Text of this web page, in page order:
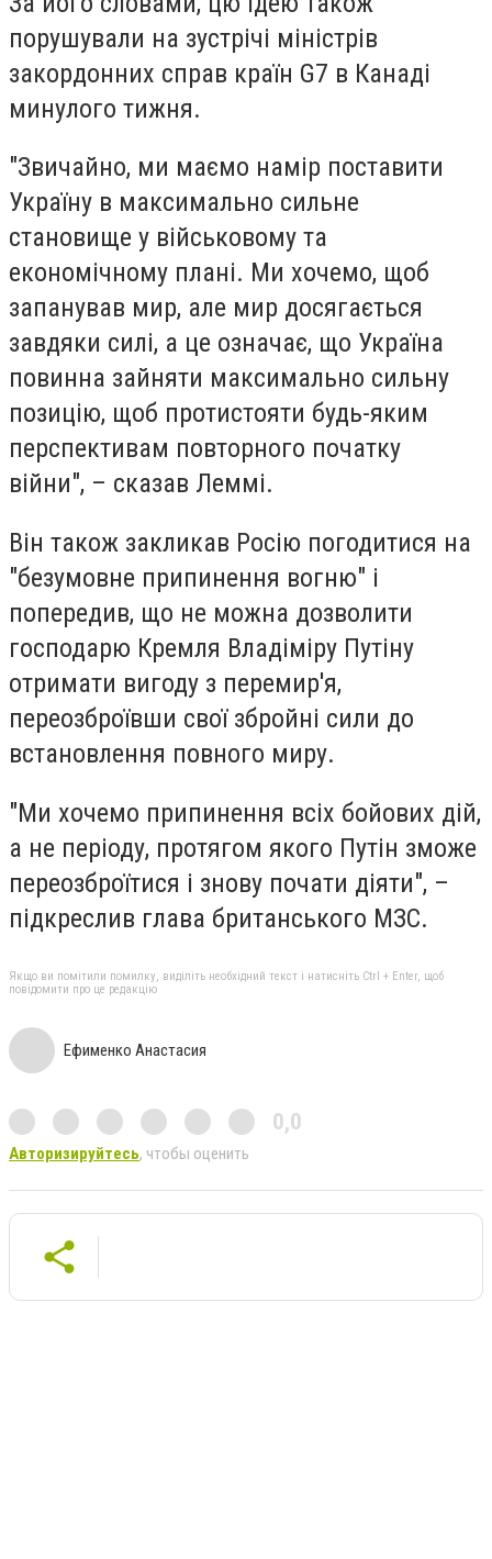
порушували на зустрічі міністрів
закордонних справ країн G7 в Канаді
минулого тижня.
"Звичайно, ми маємо намір поставити
Україну в максимально сильне
становище у військовому та
економічному плані. Ми хочемо, щоб
запанував мир, але мир досягається
завдяки силі, а це означає, що Україна
повинна зайняти максимально сильну
позицію, щоб протистояти будь-яким
перспективам повторного початку
війни", – сказав Леммі.
Він також закликав Росію погодитися на
"безумовне припинення вогню" і
попередив, що не можна дозволити
господарю Кремля Владіміру Путіну
отримати вигоду з перемир'я,
переозброївши свої збройні сили до
встановлення повного миру.
"Ми хочемо припинення всіх бойових дій,
а не періоду, протягом якого Путін зможе
переозброїтися і знову почати діяти", –
підкреслив глава британського МЗС.
Якщо ви помітили помилку, виділіть необхідний текст і натисніть Ctrl + Enter, щоб
повідомити про це редакцію
Ефименко Анастасия
0,0
Авторизируйтесь, чтобы оценить